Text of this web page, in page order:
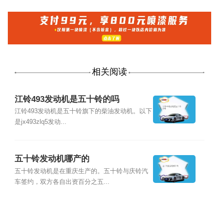
相关阅读
江铃493发动机是五十铃的吗
江铃493发动机是五十铃旗下的柴油发动机。以下
是jx493zlq5发动...
五十铃发动机哪产的
五十铃发动机是在重庆生产的。五十铃与庆铃汽
车签约，双方各自出资百分之五...